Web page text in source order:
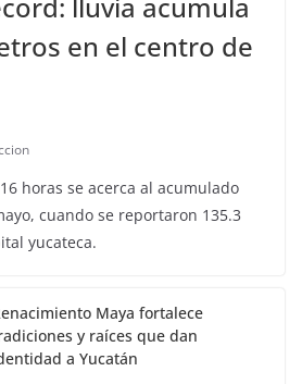
en el centro de
horas se acerca al acumulado
cuando se reportaron 135.3
yucateca.
Maya fortalece
y raíces que dan
a Yucatán